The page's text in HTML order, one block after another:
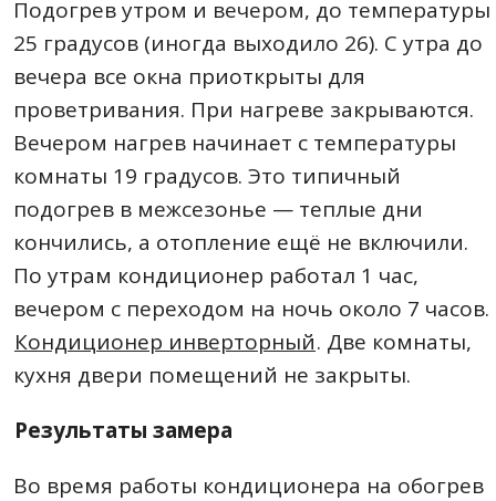
Подогрев утром и вечером, до температуры
25 градусов (иногда выходило 26). С утра до
вечера все окна приоткрыты для
проветривания. При нагреве закрываются.
Вечером нагрев начинает с температуры
комнаты 19 градусов. Это типичный
подогрев в межсезонье — теплые дни
кончились, а отопление ещё не включили.
По утрам кондиционер работал 1 час,
вечером с переходом на ночь около 7 часов.
Кондиционер инверторный. Две комнаты,
кухня двери помещений не закрыты.
Результаты замера
Во время работы кондиционера на обогрев